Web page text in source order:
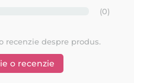
(0)
recenzie despre produs.
o recenzie